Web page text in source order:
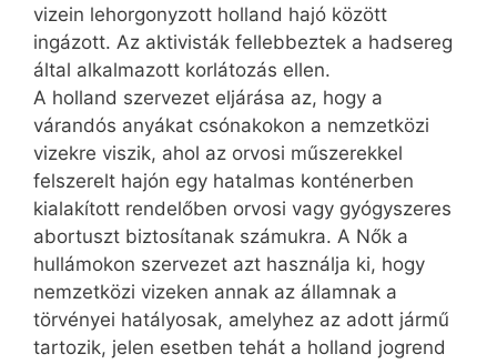
vizein lehorgonyzott holland hajó között
ingázott. Az aktivisták fellebbeztek a hadsereg
által alkalmazott korlátozás ellen.
A holland szervezet eljárása az, hogy a
várandós anyákat csónakokon a nemzetközi
vizekre viszik, ahol az orvosi műszerekkel
felszerelt hajón egy hatalmas konténerben
kialakított rendelőben orvosi vagy gyógyszeres
abortuszt biztosítanak számukra. A Nők a
hullámokon szervezet azt használja ki, hogy
nemzetközi vizeken annak az államnak a
törvényei hatályosak, amelyhez az adott jármű
tartozik, jelen esetben tehát a holland jogrend